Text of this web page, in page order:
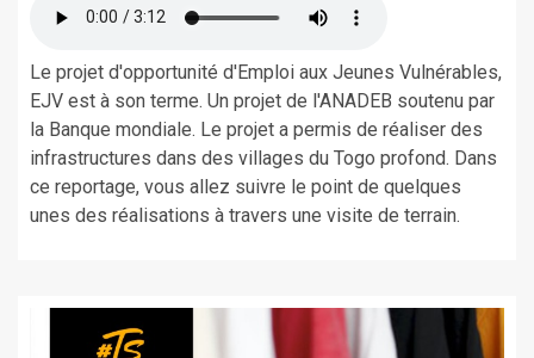
Le projet d'opportunité d'Emploi aux Jeunes Vulnérables,
EJV est à son terme. Un projet de l'ANADEB soutenu par
la Banque mondiale. Le projet a permis de réaliser des
infrastructures dans des villages du Togo profond. Dans
ce reportage, vous allez suivre le point de quelques
unes des réalisations à travers une visite de terrain.